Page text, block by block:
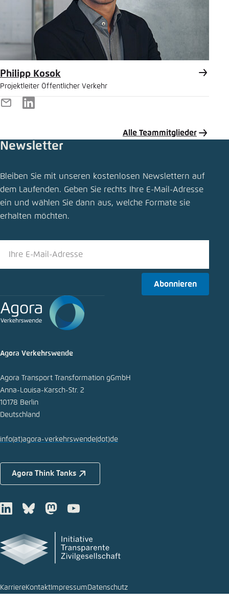
Philipp Kosok
Projektleiter Öffentlicher Verkehr
E-
LinkedIn
Alle Teammitglieder
Die Provinz fährt vor
Schliessen
LinkedIn
Bluesky
In die Zwischenablage kopieren
E-Mail
Newsletter
Bleiben Sie mit unseren kostenlosen Newslettern auf
dem Laufenden. Geben Sie rechts Ihre E-Mail-Adresse
ein und wählen Sie dann aus, welche Formate sie
erhalten möchten.
Abonnieren
Agora Verkehrswende
Agora Transport Transformation gGmbH
Anna-Louisa-Karsch-Str. 2
10178 Berlin
Deutschland
info(at)agora-verkehrswende(dot)de
Agora Think Tanks
LinkedInBlueskyMastodonYoutube
KarriereKontakt ImpressumDatenschutz